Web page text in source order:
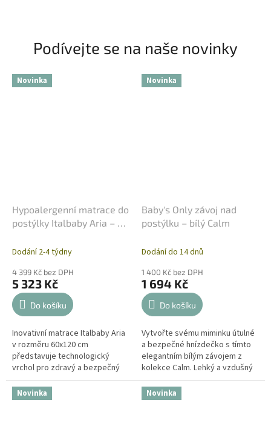
Podívejte se na naše novinky
Novinka
Hypoalergenní matrace do
postýlky Italbaby Aria – 60
Dodání 2-4 týdny
4 399 Kč bez DPH
5 323 Kč
Do košíku
Inovativní matrace Italbaby Aria
v rozměru 60x120 cm
představuje technologický
vrchol pro zdravý a bezpečný
spánek novorozenců. Tento
model využívá exkluzivní
technologii...
Novinka
Baby's Only závoj nad
postýlku – bílý Calm
Dodání do 14 dnů
1 400 Kč bez DPH
1 694 Kč
Do košíku
Vytvořte svému miminku útulné
a bezpečné hnízdečko s tímto
elegantním bílým závojem z
kolekce Calm. Lehký a vzdušný
materiál zajistí optimální
cirkulaci vzduchu, zatímco
jemně...
Novinka Novinka